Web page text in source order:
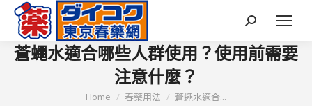
Search:
蒼蠅水適合哪些人群使用？使用前需要
注意什麼？
You are here:
Home 春藥用法 蒼蠅水適合...